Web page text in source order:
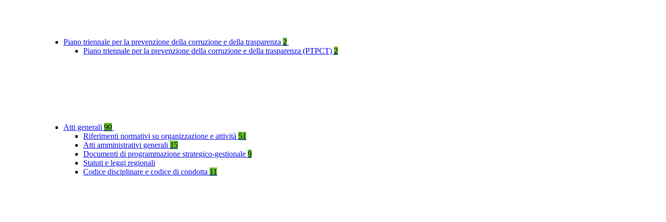
Piano triennale per la prevenzione della corruzione e della trasparenza 2
Piano triennale per la prevenzione della corruzione e della trasparenza (PTPCT) 2
Atti generali 90
Riferimenti normativi su organizzazione e attività 51
Atti amministrativi generali 15
Documenti di programmazione strategico-gestionale 9
Statuti e leggi regionali
Codice disciplinare e codice di condotta 11